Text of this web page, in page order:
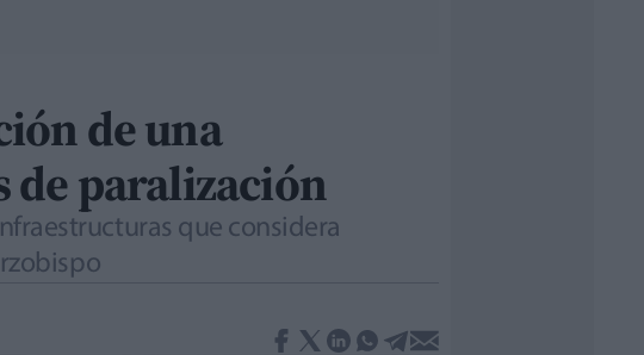
de una
de paralización
que considera